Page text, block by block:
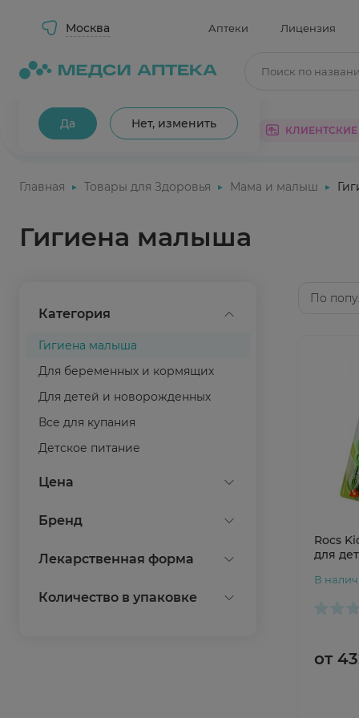
Москва
Ваш город Москва?
Да Нет, изменить
Аптеки Лицензия
Поиск по
КАТАЛОГ АКЦИИ
Главная Товары для Здоровья Мама и малыш
Гигиена малыша
Категория
Гигиена малыша
Для беременных и кормящих
Для детей и новорожденных
Все для купания
Детское питание
Соски и пустышки
Для кормления
Видео, радионяни
Показать все
Цена
Бренд
Chicco
Лекарственная форма
Количество в упаковке
По
Rocs
для
В
от